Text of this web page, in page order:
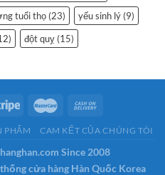
tuổi thọ (23) yếu sinh lý (9)
đột quỵ (15)
PHẨM CAM KẾT CỦA CHÚNG TÔI
Since 2008
cửa hàng Hàn Quốc Korea